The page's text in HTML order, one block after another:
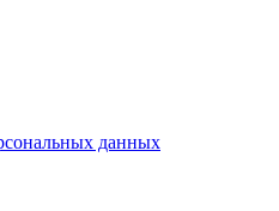
данных